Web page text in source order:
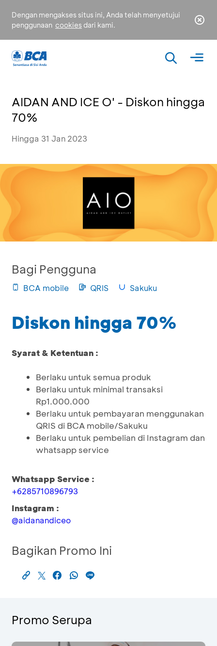
Dengan mengakses situs ini, Anda telah menyetujui
penggunaan cookies dari kami.
AIDAN AND ICE O' - Diskon hingga
70%
Hingga 31 Jan 2023
Bagi Pengguna
BCA mobile QRIS Sakuku
Diskon hingga 70%
Syarat & Ketentuan :
Berlaku untuk semua produk
Berlaku untuk minimal transaksi
Rp1.000.000
Berlaku untuk pembayaran menggunakan
QRIS di BCA mobile/Sakuku
Berlaku untuk pembelian di Instagram dan
whatsapp service
Whatsapp Service :
+6285710896793
Instagram :
@aidanandiceo
Bagikan Promo Ini
Promo Serupa